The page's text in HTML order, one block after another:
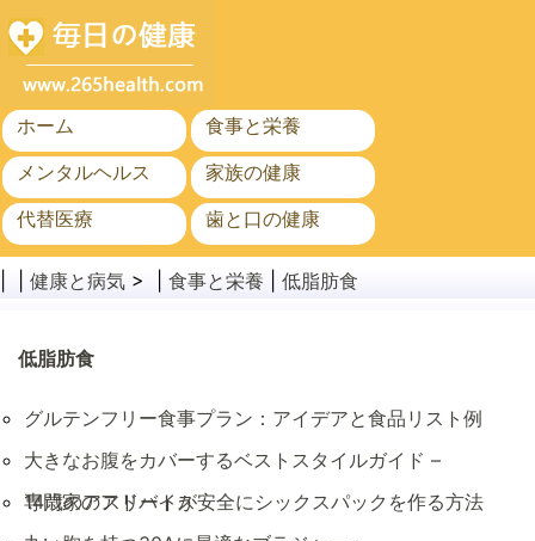
ホーム
食事と栄養
メンタルヘルス
家族の健康
代替医療
歯と口の健康
がん
公衆衛生
健康と病気 > | 食事と栄養 低脂肪食
低脂肪食
グルテンフリー食事プラン：アイデアと食品リスト例
大きなお腹をカバーするベストスタイルガイド –
専門家のアドバイス
14歳のアスリートが安全にシックスパックを作る方法